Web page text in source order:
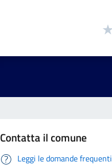
Contatta il comune
Leggi le domande frequenti